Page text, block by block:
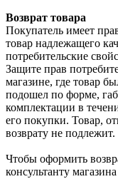
Возврат товара
Покупатель имеет
товар надлежащего
потребительские
Защите прав
магазине, где товар
подошел по форме,
комплектации в
его покупки. Товар,
возврату не подлежит.
Чтобы оформить
консультанту